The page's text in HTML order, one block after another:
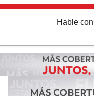
Hable con